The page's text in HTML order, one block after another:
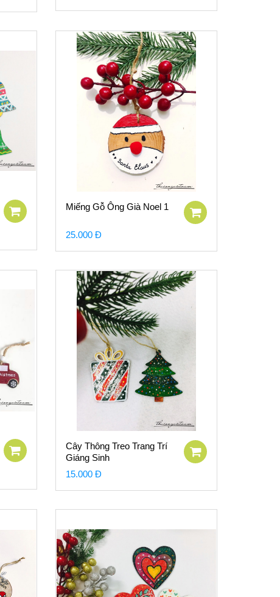
Miếng Gỗ Ông Già Noel 1
25.000 Đ
Cây Thông Treo Trang Trí
Giáng Sinh
15.000 Đ